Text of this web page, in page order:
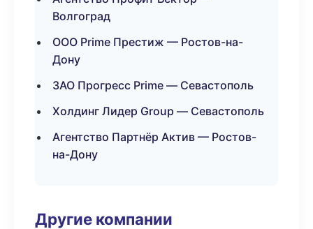
Волгоград
ООО Prime Престиж — Ростов-на-
Дону
ЗАО Прогресс Prime — Севастополь
Холдинг Лидер Group — Севастополь
Агентство Партнёр Актив — Ростов-
на-Дону
Другие компании